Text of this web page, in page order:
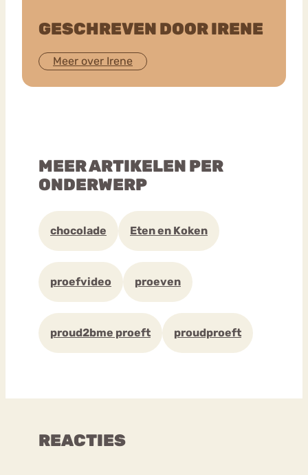
GESCHREVEN DOOR IRENE
Meer over Irene
MEER ARTIKELEN PER
ONDERWERP
chocolade Eten en Koken
proefvideo proeven
proud2bme proeft proudproeft
REACTIES